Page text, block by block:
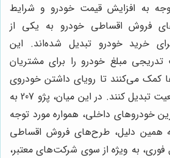
به افزایش قیمت خودرو و شرایط
فروش اقساطی خودرو به یکی از
خرید خودرو تبدیل شده‌اند. این
مبلغ خودرو را برای مشتریان
کمک می‌کنند تا رویای داشتن خودروی
مورد علاقه‌شان را به واقعیت تبدیل کنند. در این میان، پژو 207 به
خودروهای داخلی، همواره مورد توجه
همین دلیل، طرح‌های فروش اقساطی
فوری، به ویژه از سوی شرکت‌های معتبر،